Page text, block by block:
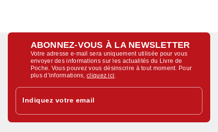
ABONNEZ-VOUS À LA NEWSLETTER
Votre adresse e-mail sera uniquement utilisée pour vous
envoyer des informations sur les actualités du Livre de
Poche. Vous pouvez vous désinscrire à tout moment. Pour
plus d’informations,cliquez ici.
Indiquez votre email